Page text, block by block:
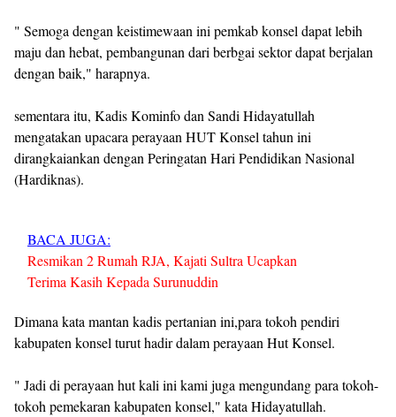
" Semoga dengan keistimewaan ini pemkab konsel dapat lebih
maju dan hebat, pembangunan dari berbgai sektor dapat berjalan
dengan baik," harapnya.
sementara itu, Kadis Kominfo dan Sandi Hidayatullah
mengatakan upacara perayaan HUT Konsel tahun ini
dirangkaiankan dengan Peringatan Hari Pendidikan Nasional
(Hardiknas).
BACA JUGA:
Resmikan 2 Rumah RJA, Kajati Sultra Ucapkan
Terima Kasih Kepada Surunuddin
Dimana kata mantan kadis pertanian ini,para tokoh pendiri
kabupaten konsel turut hadir dalam perayaan Hut Konsel.
" Jadi di perayaan hut kali ini kami juga mengundang para tokoh-
tokoh pemekaran kabupaten konsel," kata Hidayatullah.